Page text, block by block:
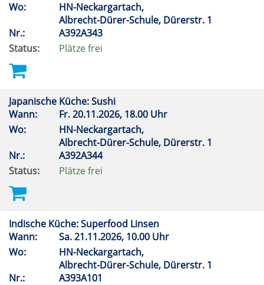
Wo:
HN-Neckargartach,
Albrecht-Dürer-Schule, Dürerstr. 1
Nr.:
A392A343
Status:
Plätze frei
Japanische Küche: Sushi
Wann:
Fr.20.11.2026, 18.00 Uhr
Wo:
HN-Neckargartach,
Albrecht-Dürer-Schule, Dürerstr. 1
Nr.:
A392A344
Status:
Plätze frei
Indische Küche: Superfood Linsen
Wann:
Sa.21.11.2026, 10.00 Uhr
Wo:
HN-Neckargartach,
Albrecht-Dürer-Schule, Dürerstr. 1
Nr.:
A393A101